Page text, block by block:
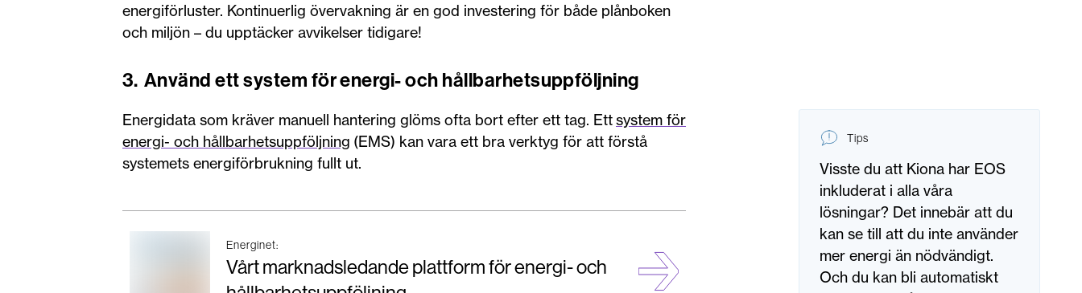
energiförluster. Kontinuerlig övervakning är en god investering för både plånboken
och miljön – du upptäcker avvikelser tidigare!
3. Använd ett system för energi- och hållbarhetsuppföljning
Tips
Visste du att Kiona har EOS
inkluderat i alla våra
lösningar? Det innebär att du
kan se till att du inte använder
mer energi än nödvändigt.
Och du kan bli automatiskt
Energidata som kräver manuell hantering glöms ofta bort efter ett tag. Ettsystem för
energi- och hållbarhetsuppföljning (EMS) kan vara ett bra verktyg för att förstå
systemets energiförbrukning fullt ut.
Energinet:
Vårt marknadsledande plattform för energi- och